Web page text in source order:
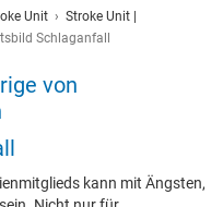
Unit
Stroke Unit |
Schlaganfall
von
kann mit Ängsten,